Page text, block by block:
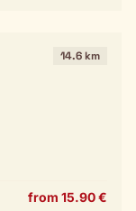
14.6 km
from 15.90 €